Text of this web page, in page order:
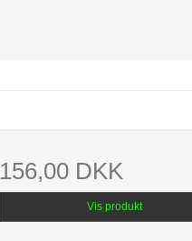
156,00 DKK
Vis produkt